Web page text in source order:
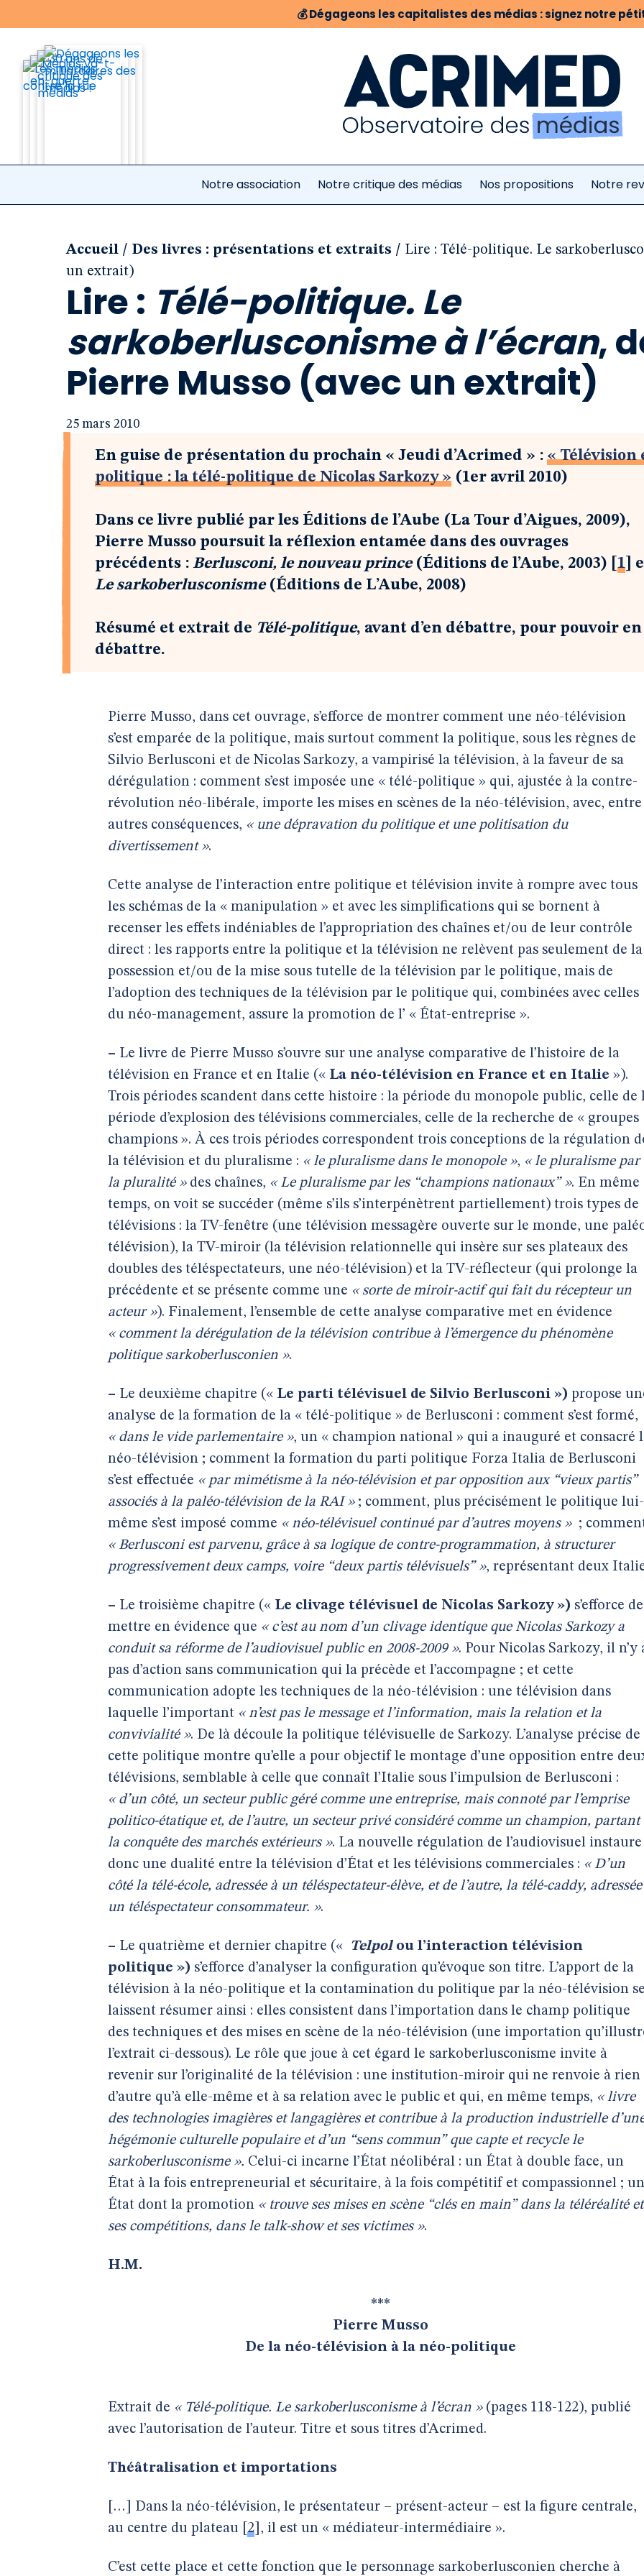
💰Dégageons les capitalistes des médias : signez notre
Notre association Notre critique des médias Nos propositions Notre
Accueil / Des livres : présentations et extraits / Lire : Télé-politique. Le
un extrait)
Lire : Télé-politique. Le
sarkoberlusconisme à l’écran,
Pierre Musso (avec un extrait)
25 mars 2010
En guise de présentation du prochain « Jeudi d’Acrimed » : « Télévision
politique : la télé-politique de Nicolas Sarkozy » (1er avril 2010)
Dans ce livre publié par les Éditions de l’Aube (La Tour d’Aigues, 2009),
Pierre Musso poursuit la réflexion entamée dans des ouvrages
précédents : Berlusconi, le nouveau prince(Éditions de l’Aube, 2003) 1
Le sarkoberlusconisme(Éditions de L’Aube, 2008)
Résumé et extrait de Télé-politique, avant d’en débattre, pour pouvoir en
débattre.
Pierre Musso, dans cet ouvrage, s’efforce de montrer comment une néo-télévision
s’est emparée de la politique, mais surtout comment la politique, sous les règnes de
Silvio Berlusconi et de Nicolas Sarkozy, a vampirisé la télévision, à la faveur de sa
dérégulation : comment s’est imposée une « télé-politique » qui, ajustée à la contre-
révolution néo-libérale, importe les mises en scènes de la néo-télévision, avec, entre
autres conséquences, « une dépravation du politique et une politisation du
divertissement ».
Cette analyse de l’interaction entre politique et télévision invite à rompre avec tous
les schémas de la « manipulation » et avec les simplifications qui se bornent à
recenser les effets indéniables de l’appropriation des chaînes et/ou de leur contrôle
direct : les rapports entre la politique et la télévision ne relèvent pas seulement de la
possession et/ou de la mise sous tutelle de la télévision par le politique, mais de
l’adoption des techniques de la télévision par le politique qui, combinées avec celles
du néo-management, assure la promotion de l’ « État-entreprise ».
– Le livre de Pierre Musso s’ouvre sur une analyse comparative de l’histoire de la
télévision en France et en Italie (« La néo-télévision en France et en Italie »).
Trois périodes scandent dans cette histoire : la période du monopole public, celle de
période d’explosion des télévisions commerciales, celle de la recherche de « groupes
champions ». À ces trois périodes correspondent trois conceptions de la régulation
la télévision et du pluralisme : « le pluralisme dans le monopole », « le pluralisme par
la pluralité »des chaînes, « Le pluralisme par les “champions nationaux” ». En même
temps, on voit se succéder (même s’ils s’interpénètrent partiellement) trois types de
télévisions : la TV-fenêtre (une télévision messagère ouverte sur le monde, une
télévision), la TV-miroir (la télévision relationnelle qui insère sur ses plateaux des
doubles des téléspectateurs, une néo-télévision) et la TV-réflecteur (qui prolonge la
précédente et se présente comme une « sorte de miroir-actif qui fait du récepteur un
acteur »). Finalement, l’ensemble de cette analyse comparative met en évidence
« comment la dérégulation de la télévision contribue à l’émergence du phénomène
politique sarkoberlusconien ».
– Le deuxième chapitre (« Le parti télévisuel de Silvio Berlusconi ») propose
analyse de la formation de la « télé-politique » de Berlusconi : comment s’est formé,
« dans le vide parlementaire », un « champion national » qui a inauguré et consacré
néo-télévision ; comment la formation du parti politique Forza Italia de Berlusconi
s’est effectuée « par mimétisme à la néo-télévision et par opposition aux “vieux partis”
associés à la paléo-télévision de la RAI »; comment, plus précisément le politique lui-
même s’est imposé comme « néo-télévisuel continué par d’autres moyens » ;
« Berlusconi est parvenu, grâce à sa logique de contre-programmation, à structurer
progressivement deux camps, voire “deux partis télévisuels” », représentant deux
– Le troisième chapitre (« Le clivage télévisuel de Nicolas Sarkozy ») s’efforce de
mettre en évidence que « c’est au nom d’un clivage identique que Nicolas Sarkozy a
conduit sa réforme de l’audiovisuel public en 2008-2009 ». Pour Nicolas Sarkozy, il n’y
pas d’action sans communication qui la précède et l’accompagne ; et cette
communication adopte les techniques de la néo-télévision : une télévision dans
laquelle l’important « n’est pas le message et l’information, mais la relation et la
convivialité ». De là découle la politique télévisuelle de Sarkozy. L’analyse précise de
cette politique montre qu’elle a pour objectif le montage d’une opposition entre
télévisions, semblable à celle que connaît l’Italie sous l’impulsion de Berlusconi :
« d’un côté, un secteur public géré comme une entreprise, mais connoté par l’emprise
politico-étatique et, de l’autre, un secteur privé considéré comme un champion, partant
la conquête des marchés extérieurs ». La nouvelle régulation de l’audiovisuel instaure
donc une dualité entre la télévision d’État et les télévisions commerciales : « D’un
côté la télé-école, adressée à un téléspectateur-élève, et de l’autre, la télé-caddy,
un téléspectateur consommateur. ».
– Le quatrième et dernier chapitre (« Telpol ou l’interaction télévision
politique ») s’efforce d’analyser la configuration qu’évoque son titre. L’apport de la
télévision à la néo-politique et la contamination du politique par la néo-télévision se
laissent résumer ainsi : elles consistent dans l’importation dans le champ politique
des techniques et des mises en scène de la néo-télévision (une importation
l’extrait ci-dessous). Le rôle que joue à cet égard le sarkoberlusconisme invite à
revenir sur l’originalité de la télévision : une institution-miroir qui ne renvoie à rien
d’autre qu’à elle-même et à sa relation avec le public et qui, en même temps, « livre
des technologies imagières et langagières et contribue à la production industrielle
hégémonie culturelle populaire et d’un “sens commun” que capte et recycle le
sarkoberlusconisme ». Celui-ci incarne l’État néolibéral : un État à double face, un
État à la fois entrepreneurial et sécuritaire, à la fois compétitif et compassionnel ; un
État dont la promotion « trouve ses mises en scène “clés en main” dans la téléréalité et
ses compétitions, dans le talk-show et ses victimes ».
H.M.
***
Pierre Musso
De la néo-télévision à la néo-politique
Extrait de « Télé-politique. Le sarkoberlusconisme à l’écran » (pages 118-122), publié
avec l’autorisation de l’auteur. Titre et sous titres d’Acrimed.
Théâtralisation et importations
[…] Dans la néo-télévision, le présentateur – présent-acteur – est la figure centrale,
au centre du plateau
2 , il est un « médiateur-intermédiaire ».
C’est cette place et cette fonction que le personnage sarkoberlusconien cherche à